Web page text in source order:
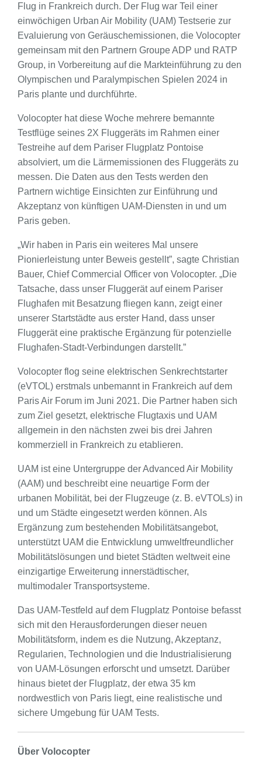
Flug in Frankreich durch. Der Flug war Teil einer
einwöchigen Urban Air Mobility (UAM) Testserie zur
Evaluierung von Geräuschemissionen, die Volocopter
gemeinsam mit den Partnern Groupe ADP und RATP
Group, in Vorbereitung auf die Markteinführung zu den
Olympischen und Paralympischen Spielen 2024 in
Paris plante und durchführte.
Volocopter hat diese Woche mehrere bemannte
Testflüge seines 2X Fluggeräts im Rahmen einer
Testreihe auf dem Pariser Flugplatz Pontoise
absolviert, um die Lärmemissionen des Fluggeräts zu
messen. Die Daten aus den Tests werden den
Partnern wichtige Einsichten zur Einführung und
Akzeptanz von künftigen UAM-Diensten in und um
Paris geben.
„Wir haben in Paris ein weiteres Mal unsere
Pionierleistung unter Beweis gestellt”, sagte Christian
Bauer, Chief Commercial Officer von Volocopter. „Die
Tatsache, dass unser Fluggerät auf einem Pariser
Flughafen mit Besatzung fliegen kann, zeigt einer
unserer Startstädte aus erster Hand, dass unser
Fluggerät eine praktische Ergänzung für potenzielle
Flughafen-Stadt-Verbindungen darstellt.”
Volocopter flog seine elektrischen Senkrechtstarter
(eVTOL) erstmals unbemannt in Frankreich auf dem
Paris Air Forum im Juni 2021. Die Partner haben sich
zum Ziel gesetzt, elektrische Flugtaxis und UAM
allgemein in den nächsten zwei bis drei Jahren
kommerziell in Frankreich zu etablieren.
UAM ist eine Untergruppe der Advanced Air Mobility
(AAM) und beschreibt eine neuartige Form der
urbanen Mobilität, bei der Flugzeuge (z. B. eVTOLs) in
und um Städte eingesetzt werden können. Als
Ergänzung zum bestehenden Mobilitätsangebot,
unterstützt UAM die Entwicklung umweltfreundlicher
Mobilitätslösungen und bietet Städten weltweit eine
einzigartige Erweiterung innerstädtischer,
multimodaler Transportsysteme.
Das UAM-Testfeld auf dem Flugplatz Pontoise befasst
sich mit den Herausforderungen dieser neuen
Mobilitätsform, indem es die Nutzung, Akzeptanz,
Regularien, Technologien und die Industrialisierung
von UAM-Lösungen erforscht und umsetzt. Darüber
hinaus bietet der Flugplatz, der etwa 35 km
nordwestlich von Paris liegt, eine realistische und
sichere Umgebung für UAM Tests.
Über Volocopter